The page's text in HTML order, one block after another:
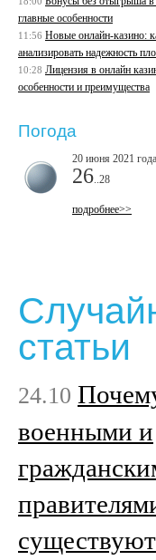
главные особенности
11:56 Новые онлайн-казино:
анализировать надежность
10:28 Лицензия в онлайн
особенности и преимущества
Погода
20 июня 2021 года
26 ..28
подробнее>>
статьи
24.10
военными и
существуют